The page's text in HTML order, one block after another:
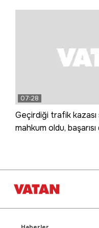
07:28
Geçirdiği trafik
mahkum oldu,